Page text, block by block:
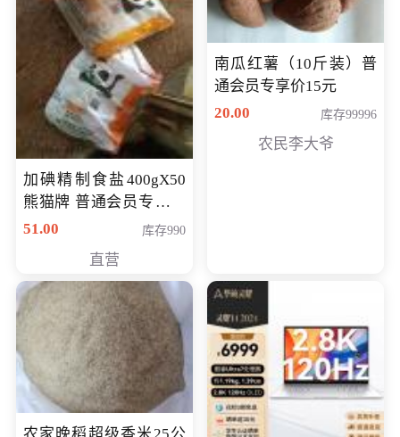
加碘精制食盐400gX50
熊猫牌 普通会员专享价
格50元
51.00 库存990
直营
南瓜红薯（10斤装）普
通会员专享价15元
20.00
库存99996
农民李大爷